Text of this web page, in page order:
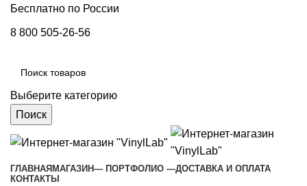
Бесплатно по России
8 800 505-26-56
Выберите категорию
Поиск
ГЛАВНАЯ МАГАЗИН— ПОРТФОЛИО —ДОСТАВКА И ОПЛАТА
КОНТАКТЫ